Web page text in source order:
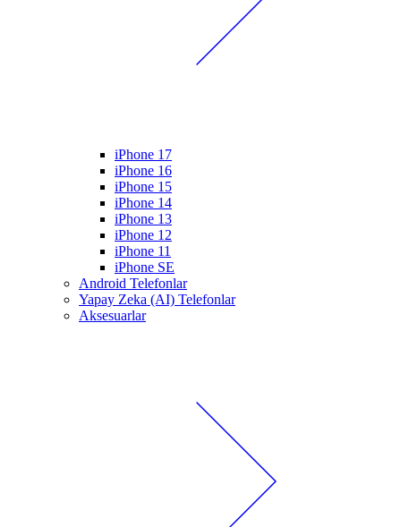
iPhone 17
iPhone 16
iPhone 15
iPhone 14
iPhone 13
iPhone 12
iPhone 11
iPhone SE
Android Telefonlar
Yapay Zeka (AI) Telefonlar
Aksesuarlar